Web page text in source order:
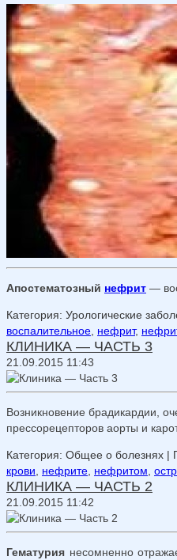
Апостематозный нефрит —
Категория: Урологические
воспалительное нефрит,
КЛИНИКА — ЧАСТЬ 3
21.09.2015 11:43
Возникновение брадикардии,
прессорецепторов аорты и
Категория: Общее о болезнях |
крови
нефрите нефритом
КЛИНИКА — ЧАСТЬ 2
21.09.2015 11:42
Гематурия несомненно